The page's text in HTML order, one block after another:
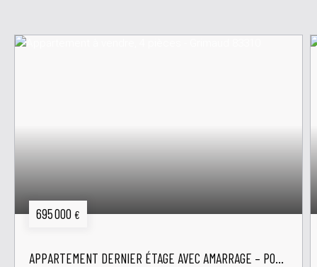
695 000 €
APPARTEMENT DERNIER ÉTAGE AVEC AMARRAGE – PORT